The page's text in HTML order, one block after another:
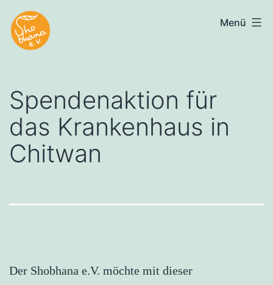
Zum
Inhalt
springen
Shobhana
e.V.
Menü
Spendenaktion für
das Krankenhaus in
Chitwan
Der Shobhana e.V. möchte mit dieser